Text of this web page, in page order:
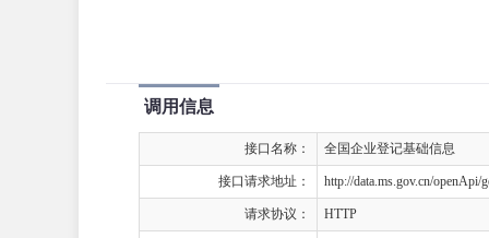
调用信息
接口名称： 全国企业登记基础信息
接口请求地址： http://data.ms.gov.cn/openApi/
请求协议： HTTP